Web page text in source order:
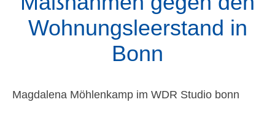
Wohnungsleerstand in
Bonn
Magdalena Möhlenkamp im WDR Studio bonn